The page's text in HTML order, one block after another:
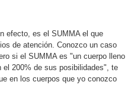
efecto, es el SUMMA el que
de atención. Conozco un caso
si el SUMMA es "un cuerpo lleno
el 200% de sus posibilidades", te
en los cuerpos que yo conozco